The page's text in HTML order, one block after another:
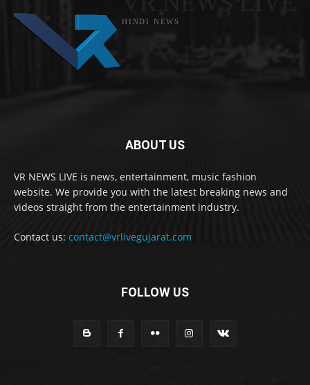
HINDI NEWS
ABOUT US
VR NEWS LIVE is news, entertainment, music fashion
website. We provide you with the latest breaking news and
videos straight from the entertainment industry.
Contact us: contact@vrlivegujarat.com
FOLLOW US